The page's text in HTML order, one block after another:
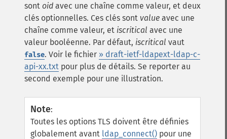
sont oid avec une chaîne comme valeur, et deux
clés optionnelles. Ces clés sont value avec une
chaîne comme valeur, et iscritical avec une
valeur booléenne. Par défaut, iscritical vaut
false. Voir le fichier » draft-ietf-ldapext-ldap-c-
api-xx.txt pour plus de détails. Se reporter au
second exemple pour une illustration.
Note:
Toutes les options TLS doivent être définies
globalement avant ldap_connect() pour une